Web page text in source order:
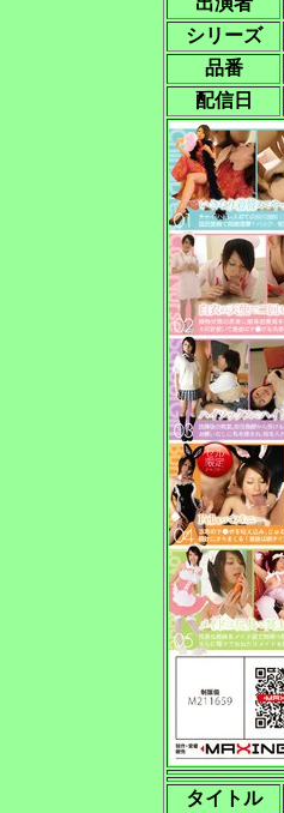
シリーズ
品番
配信日
タイトル